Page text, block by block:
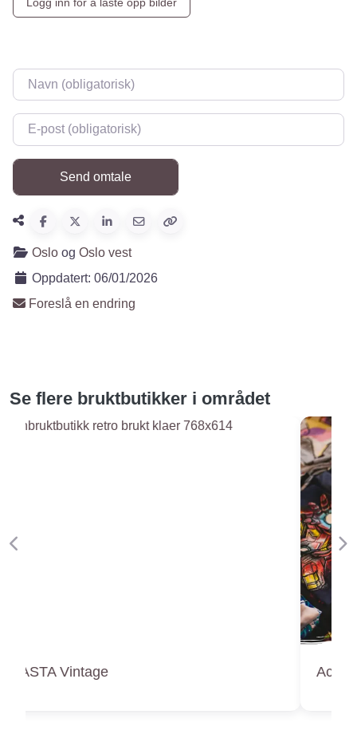
Navn
E-post
Oslo og Oslo vest
Oppdatert: 06/01/2026
Foreslå en endring
Se flere bruktbutikker i området
Aces! Vintage
Forige